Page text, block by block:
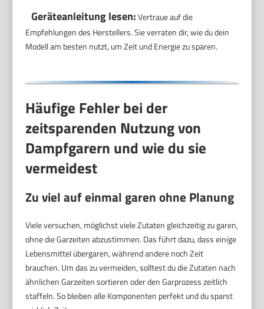
Geräteanleitung lesen:Vertraue auf die
Empfehlungen des Herstellers. Sie verraten dir, wie du dein
Modell am besten nutzt, um Zeit und Energie zu sparen.
Häufige Fehler bei der
zeitsparenden Nutzung von
Dampfgarern und wie du sie
vermeidest
Zu viel auf einmal garen ohne Planung
Viele versuchen, möglichst viele Zutaten gleichzeitig zu garen,
ohne die Garzeiten abzustimmen. Das führt dazu, dass einige
Lebensmittel übergaren, während andere noch Zeit
brauchen. Um das zu vermeiden, solltest du die Zutaten nach
ähnlichen Garzeiten sortieren oder den Garprozess zeitlich
staffeln. So bleiben alle Komponenten perfekt und du sparst